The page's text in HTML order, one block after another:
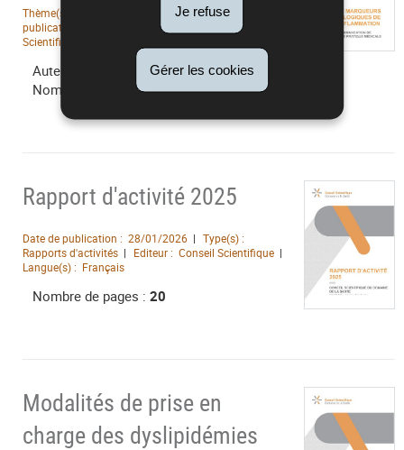
Je refuse
Gérer les cookies
Thème(s) : Examens de laboratoire
Date de
publication :
Editeur :
Conseil
Scientifique
Auteur :
GT Examens de laboratoire
Nombre de pages :23
Rapport d'activité 2025
Date de publication : 28/01/2026
Type(s) :
Rapports d'activités
Editeur : Conseil Scientifique
Langue(s) : Français
Nombre de pages : 20
Modalités de prise en
charge des dyslipidémies